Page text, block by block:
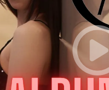
ネス・起業
づくり・地域活性化